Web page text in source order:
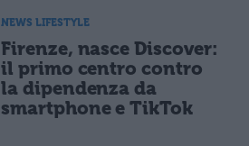
NEWS LIFESTYLE
Firenze, nasce Discover:
il primo centro contro
la dipendenza da
smartphone e TikTok